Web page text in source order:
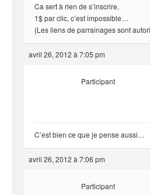
Ca sert à rien de s’inscrire.
1$ par clic, c’est impossible…
(Les liens de parrainages sont
avril 26, 2012 à 7:05 pm
Participant
C’est bien ce que je pense aussi…
avril 26, 2012 à 7:06 pm
Participant